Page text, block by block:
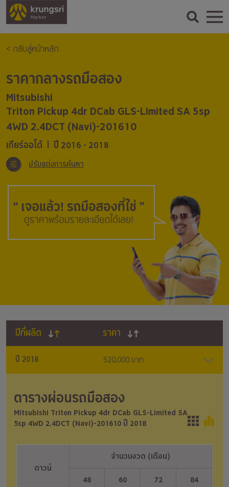
< กลับสู่หน้าหลัก
ราคากลางรถมือสอง
Mitsubishi
Triton Pickup 4dr DCab GLS-Limited SA 5sp
4WD 2.4DCT (Navi)-201610
เกียร์ออโต้ ปี 2016 - 2018
ปรับแต่งการค้นหา
ปีที่ผลิต ราคา
ปี 2018 520,000 บาท
ตารางผ่อนรถมือสอง
Mitsubishi Triton Pickup 4dr DCab GLS-Limited SA
5sp 4WD 2.4DCT (Navi)-201610 ปี 2018
ดาวน์
จำนวนงวด (เดือน)
48
60 72 84
ดาวน์